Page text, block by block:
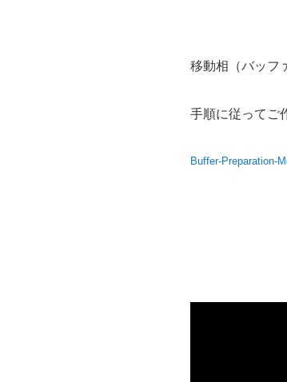
移動相（バッフ
手順に従ってご
Buffer-Preparation-